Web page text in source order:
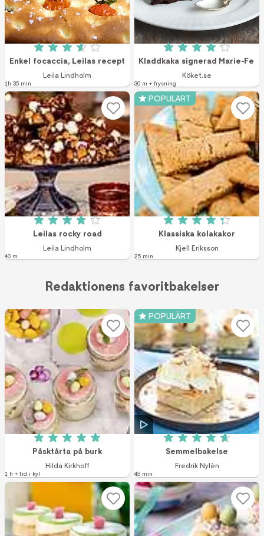
Betyg: 3.6 av 5 (1829 röster)
Enkel focaccia, Leilas recept
Leila Lindholm
1h 35 min
Betyg: 4.1 av 5
Kladdkaka signerad Marie-Fe
Köket.se
30 m + frysning
Betyg: 3.9 av 5 (1747 röster)
Leilas rocky road
Leila Lindholm
40 m
POPULÄRT
Betyg: 4.3 av 5
Klassiska kolakakor
Kjell Eriksson
25 min
Redaktionens favoritbakelser
Betyg: 5 av 5 (1 röster)
Påsktårta på burk
Hilda Kirkhoff
1 h + tid i kyl
POPULÄRT
Betyg: 4.7 av 5
Semmelbakelse
Fredrik Nylén
45 min